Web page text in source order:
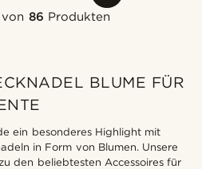
von 86 Produkten
BLUME FÜR
ein besonderes Highlight mit
in Form von Blumen. Unsere
den beliebtesten Accessoires für